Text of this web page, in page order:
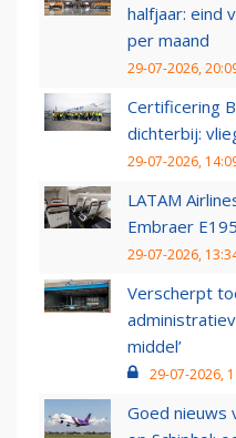
halfjaar: eind
per maand
29-07-2026,
Certificering
dichterbij:
29-07-2026,
LATAM
Embraer
29-07-2026,
Verscherpt
middel’
29-07-2026,
Goed nieuws